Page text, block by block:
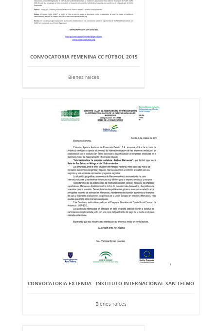
CONVOCATORIA FEMENINA CC FÚTBOL 2015
Bienes raíces
CONVOCATORIA EXTENDA - INSTITUTO INTERNACIONAL SAN TELMO
Bienes raíces